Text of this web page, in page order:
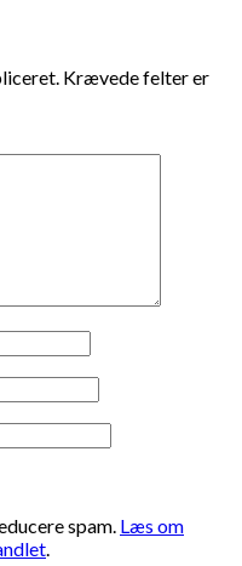
Krævede felter er
spam. Læs om
.